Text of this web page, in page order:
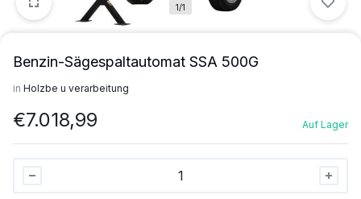
1/1
Benzin-Sägespaltautomat SSA 500G
in Holzbe u verarbeitung
€7.018,99 Auf Lager